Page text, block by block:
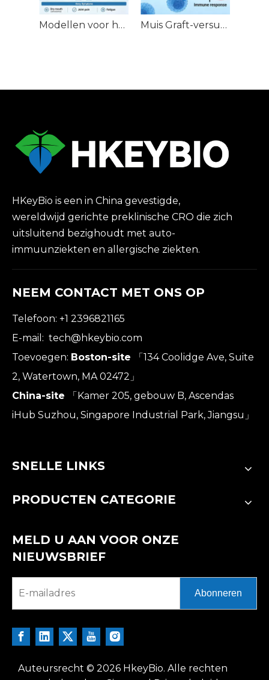
Modellen voor het syndroom van Sjögren (SjS). Muis Graft-versus-Host Disease (GVHD)-modellen
HKeyBio is een in China gevestigde,
wereldwijd gerichte preklinische CRO die zich
uitsluitend bezighoudt met auto-
immuunziekten en allergische ziekten.
NEEM CONTACT MET ONS OP
Telefoon: +1 2396821165
E-mail: tech@hkeybio.com
Toevoegen: Boston-site
「134 Coolidge Ave, Suite
2, Watertown, MA 02472」
China-site
「Kamer 205, gebouw B, Ascendas
iHub Suzhou, Singapore Industrial Park, Jiangsu」
SNELLE LINKS
PRODUCTEN CATEGORIE
MELD U AAN VOOR ONZE
NIEUWSBRIEF
Abonneren
Auteursrecht © 2026HkeyBio. Alle rechten